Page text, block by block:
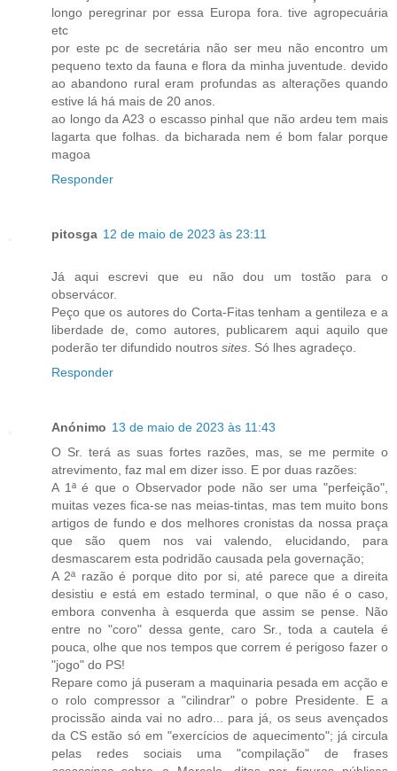
longo peregrinar por essa Europa fora. tive agropecuária
etc
por este pc de secretária não ser meu não encontro um
pequeno texto da fauna e flora da minha juventude. devido
ao abandono rural eram profundas as alterações quando
estive lá há mais de 20 anos.
ao longo da A23 o escasso pinhal que não ardeu tem mais
lagarta que folhas. da bicharada nem é bom falar porque
magoa
Responder
pitosga 12 de maio de 2023 às 23:11
Já aqui escrevi que eu não dou um tostão para o
observácor.
Peço que os autores do Corta-Fitas tenham a gentileza e a
liberdade de, como autores, publicarem aqui aquilo que
poderão ter difundido noutros sites . Só lhes agradeço.
Responder
Anónimo 13 de maio de 2023 às 11:43
O Sr. terá as suas fortes razões, mas, se me permite o
atrevimento, faz mal em dizer isso. E por duas razões:
A 1ª é que o Observador pode não ser uma "perfeição",
muitas vezes fica-se nas meias-tintas, mas tem muito bons
artigos de fundo e dos melhores cronistas da nossa praça
que são quem nos vai valendo, elucidando, para
desmascarem esta podridão causada pela governação;
A 2ª razão é porque dito por si, até parece que a direita
desistiu e está em estado terminal, o que não é o caso,
embora convenha à esquerda que assim se pense. Não
entre no "coro" dessa gente, caro Sr., toda a cautela é
pouca, olhe que nos tempos que correm é perigoso fazer o
"jogo" do PS!
Repare como já puseram a maquinaria pesada em acção e
o rolo compressor a "cilindrar" o pobre Presidente. E a
procissão ainda vai no adro... para já, os seus avençados
da CS estão só em "exercícios de aquecimento"; já circula
pelas redes sociais uma "compilação" de frases